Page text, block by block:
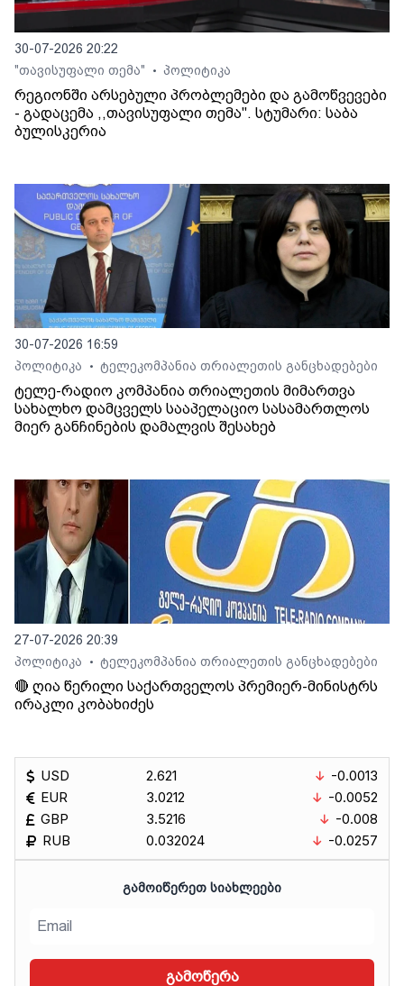
30-07-2026 20:22
"თავისუფალი თემა"
• პოლიტიკა
რეგიონში არსებული პრობლემები და გამოწვევები
- გადაცემა ,,თავისუფალი თემა". სტუმარი: საბა
ბულისკერია
30-07-2026 16:59
პოლიტიკა
• ტელეკომპანია თრიალეთის განცხადებები
ტელე-რადიო კომპანია თრიალეთის მიმართვა
სახალხო დამცველს სააპელაციო სასამართლოს
მიერ განჩინების დამალვის შესახებ
27-07-2026 20:39
პოლიტიკა
• ტელეკომპანია თრიალეთის განცხადებები
🔴 ღია წერილი საქართველოს პრემიერ-მინისტრს
ირაკლი კობახიძეს
USD
EUR
GBP
RUB
2.621
3.0212
3.5216
0.032024
-0.0013
-0.0052
-0.008
-0.0257
ᲒᲐᲛᲝᲘᲬᲔᲠᲔᲗ ᲡᲘᲐᲮᲚᲔᲔᲑᲘ
გამოწერა